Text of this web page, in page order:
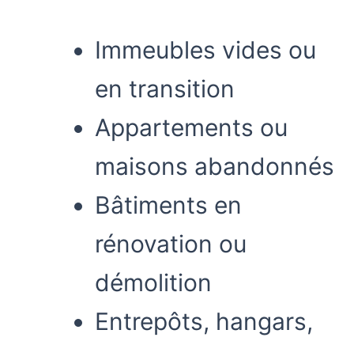
Immeubles vides ou
en transition
Appartements ou
maisons abandonnés
Bâtiments en
rénovation ou
démolition
Entrepôts, hangars,